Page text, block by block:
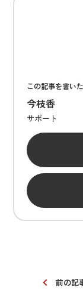
この記事を書い
今枝香
サポート
前の記